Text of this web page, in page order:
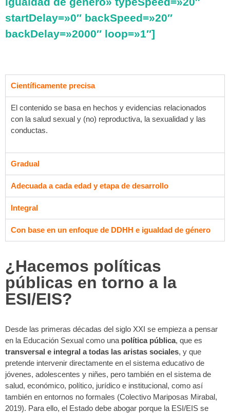
startDelay=»0″ backSpeed=»20″
backDelay=»2000″ loop=»1″]
Científicamente precisa
El contenido se basa en hechos y evidencias relacionados
con la salud sexual y (no) reproductiva, la sexualidad y las
conductas.
Gradual
Adecuada a cada edad y etapa de desarrollo
Integral
Con base en un enfoque de DDHH e igualdad de género
¿Hacemos políticas
públicas en torno a la
ESI/EIS?
Desde las primeras décadas del siglo XXI se empieza a pensar
en la Educación Sexual como una política pública, que es
transversal e integral a todas las aristas sociales, y que
pretende intervenir directamente en el sistema educativo de
jóvenes, adolescentes y niñes, pero también en el sistema de
salud, económico, político, jurídico e institucional, como así
también en entornos no formales (Colectivo Mariposas Mirabal,
2019). Para ello, el Estado debe abogar porque la ESI/EIS se